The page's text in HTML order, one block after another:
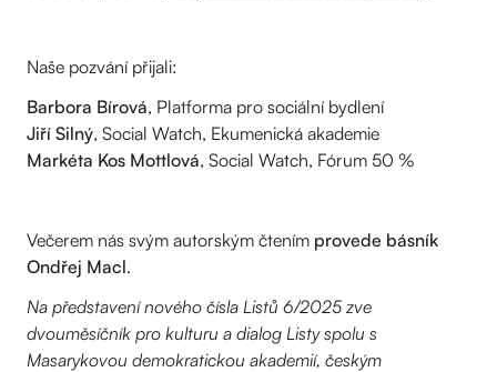
Naše pozvání přijali:
Barbora Bírová, Platforma pro sociální bydlení
Jiří Silný, Social Watch, Ekumenická akademie
Markéta Kos Mottlová, Social Watch, Fórum 50 %
Večerem nás svým autorským čtením provede básník
Ondřej Macl.
Na představení nového čísla Listů 6/2025 zve
dvouměsíčník pro kulturu a dialog Listy spolu s
Masarykovou demokratickou akademií, českým